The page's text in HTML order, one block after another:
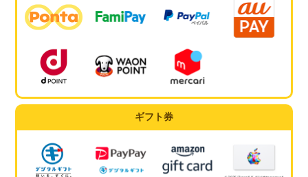
ギフト券